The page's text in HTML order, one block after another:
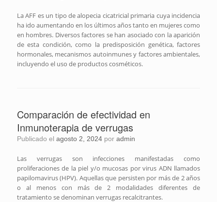
La AFF es un tipo de alopecia cicatricial primaria cuya incidencia
ha ido aumentando en los últimos años tanto en mujeres como
en hombres. Diversos factores se han asociado con la aparición
de esta condición, como la predisposición genética, factores
hormonales, mecanismos autoinmunes y factores ambientales,
incluyendo el uso de productos cosméticos.
Comparación de efectividad en
Inmunoterapia de verrugas
Publicado el agosto 2, 2024 por admin
Las verrugas son infecciones manifestadas como
proliferaciones de la piel y/o mucosas por virus ADN llamados
papilomavirus (HPV). Aquellas que persisten por más de 2 años
o al menos con más de 2 modalidades diferentes de
tratamiento se denominan verrugas recalcitrantes.